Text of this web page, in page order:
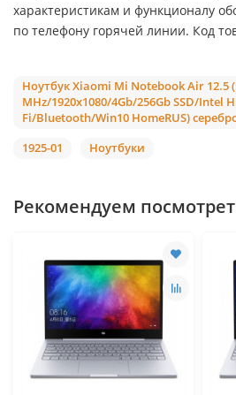
характеристикам и функционалу
по телефону горячей линии. Код
Ноутбук Xiaomi Mi Notebook Air 12.5
MHz/1920x1080/4Gb/256Gb SSD/Intel
Fi/Bluetooth/Win10 HomeRUS)
1925-01
Ноутбуки
Рекомендуем